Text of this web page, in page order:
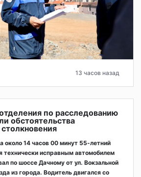
13 часов назад
по расследованию
обстоятельства
около 14 часов 00 минут 55-летний
технически исправным автомобилем
по шоссе Дачному от ул. Вокзальной
из города. Водитель двигался со